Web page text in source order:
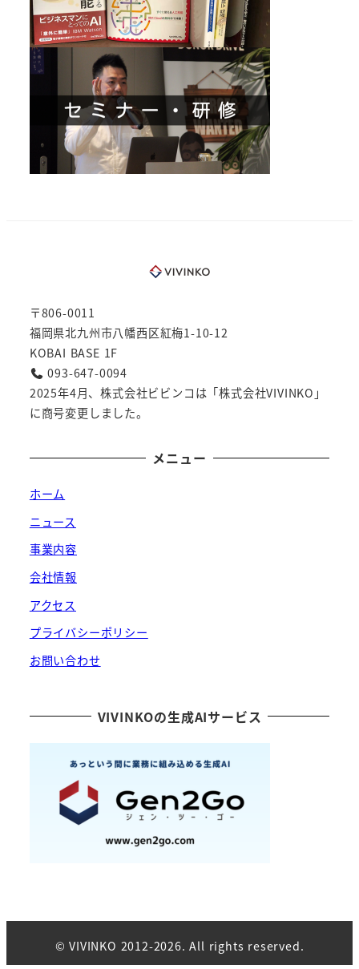
〒806-0011
福岡県北九州市八幡西区紅梅1-10-12
KOBAI BASE 1F
093-647-0094
2025年4月、株式会社ビビンコは「株式会社VIVINKO」
に商号変更しました。
メニュー
ホーム
ニュース
事業内容
会社情報
アクセス
プライバシーポリシー
お問い合わせ
VIVINKOの生成AIサービス
© VIVINKO 2012-2026. All rights reserved.